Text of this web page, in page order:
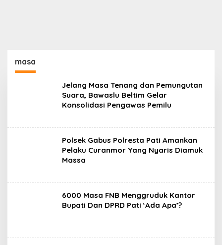
masa
Jelang Masa Tenang dan Pemungutan
Suara, Bawaslu Beltim Gelar
Konsolidasi Pengawas Pemilu
Polsek Gabus Polresta Pati Amankan
Pelaku Curanmor Yang Nyaris Diamuk
Massa
6000 Masa FNB Menggruduk Kantor
Bupati Dan DPRD Pati ‘Ada Apa’?